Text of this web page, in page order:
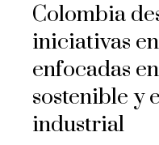
Colombia
iniciativas
enfocadas
sostenible y
industrial